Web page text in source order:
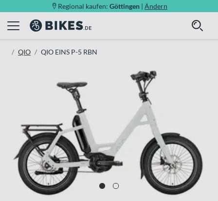
Regional kaufen: Göttingen | Ändern
QIO QIO EINS P-5 RBN